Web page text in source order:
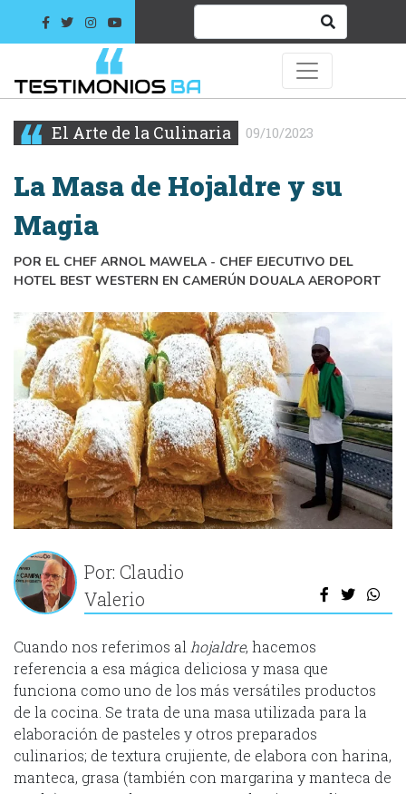
El Arte de la Culinaria 09/10/2023
La Masa de Hojaldre y su
Magia
POR EL CHEF ARNOL MAWELA - CHEF EJECUTIVO DEL
HOTEL BEST WESTERN EN CAMERÚN DOUALA AEROPORT
Por: Claudio
Valerio
Cuando nos referimos al hojaldre, hacemos
referencia a esa mágica deliciosa y masa que
funciona como uno de los más versátiles productos
de la cocina. Se trata de una masa utilizada para la
elaboración de pasteles y otros preparados
culinarios; de textura crujiente, de elabora con harina,
manteca, grasa (también con margarina y manteca de